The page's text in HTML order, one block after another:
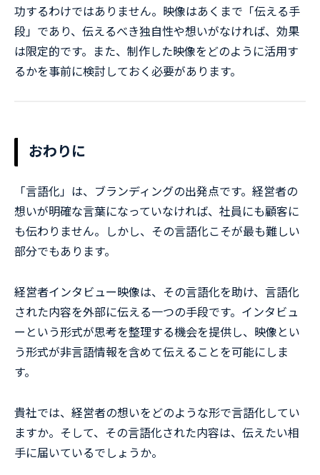
功するわけではありません。映像はあくまで「伝える手
段」であり、伝えるべき独自性や想いがなければ、効果
は限定的です。また、制作した映像をどのように活用す
るかを事前に検討しておく必要があります。
おわりに
「言語化」は、ブランディングの出発点です。経営者の
想いが明確な言葉になっていなければ、社員にも顧客に
も伝わりません。しかし、その言語化こそが最も難しい
部分でもあります。
経営者インタビュー映像は、その言語化を助け、言語化
された内容を外部に伝える一つの手段です。インタビュ
ーという形式が思考を整理する機会を提供し、映像とい
う形式が非言語情報を含めて伝えることを可能にしま
す。
貴社では、経営者の想いをどのような形で言語化してい
ますか。そして、その言語化された内容は、伝えたい相
手に届いているでしょうか。